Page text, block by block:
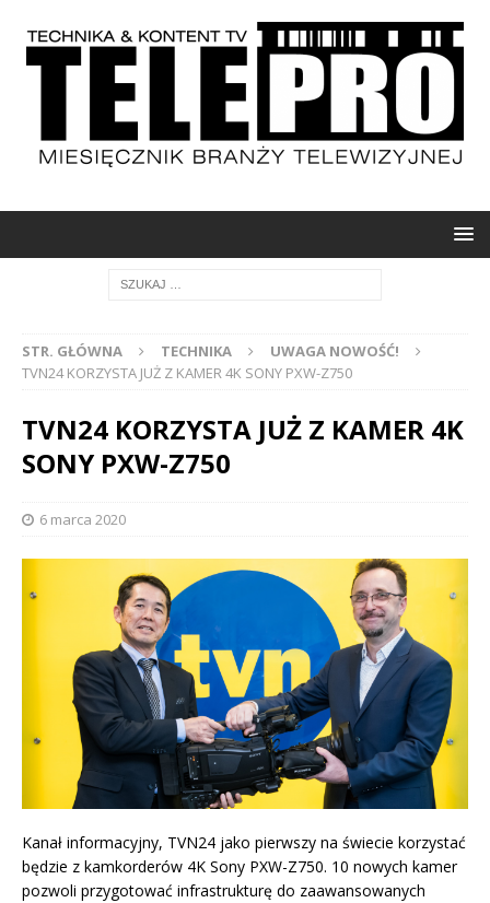
STR. GŁÓWNA TECHNIKA
UWAGA NOWOŚĆ!
TVN24 KORZYSTA JUŻ Z KAMER 4K SONY PXW-Z750
TVN24 KORZYSTA JUŻ Z KAMER 4K
SONY PXW-Z750
6 marca 2020
Kanał informacyjny, TVN24 jako pierwszy na świecie korzystać
będzie z kamkorderów 4K Sony PXW-Z750. 10 nowych kamer
pozwoli przygotować infrastrukturę do zaawansowanych